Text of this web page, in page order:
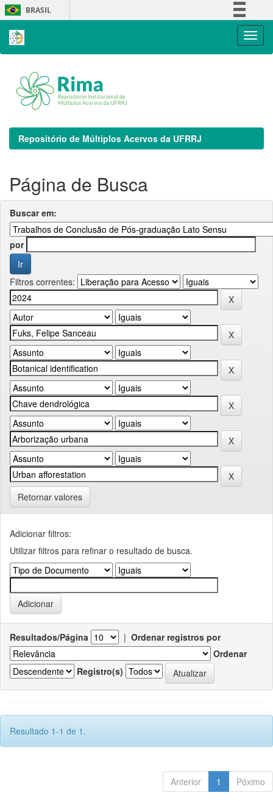
Skip
navigation
BRASIL
Repositório de Múltiplos Acervos da UFRRJ
Página de Busca
Buscar em:
por
Filtros correntes:
Retornar valores
Adicionar filtros:
Utilizar filtros para refinar o resultado de busca.
Resultados/Página | Ordenar registros por
Ordenar
Registro(s)
Resultado 1-1 de 1.
Anterior 1 Póximo